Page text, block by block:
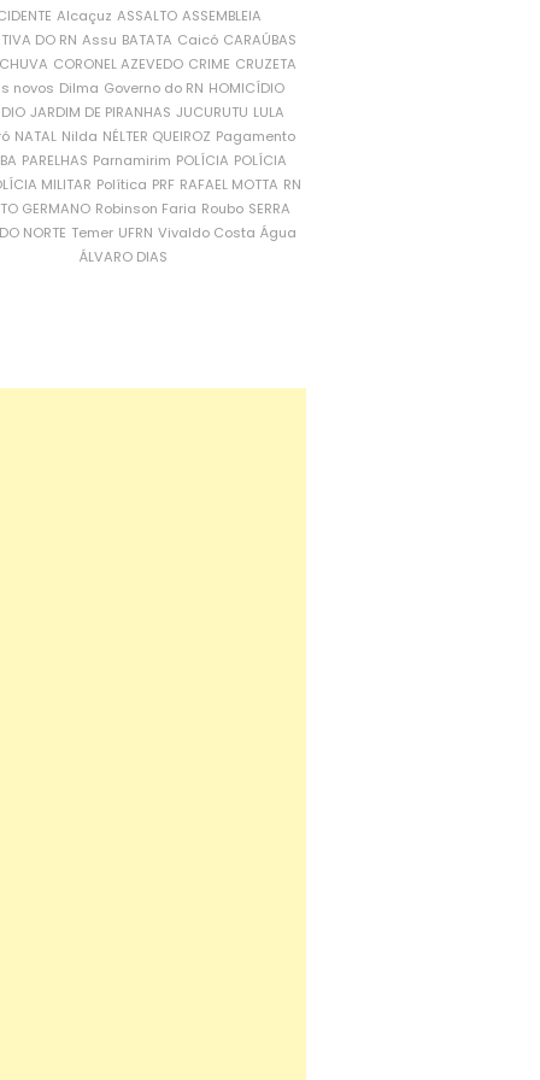
Alcaçuz ASSALTO ASSEMBLEIA
DO RN Assu BATATA Caicó CARAÚBAS
CORONEL AZEVEDO CRIME CRUZETA
novos Dilma Governo do RN HOMICÍDIO
JARDIM DE PIRANHAS JUCURUTU LULA
NATAL Nilda NÉLTER QUEIROZ Pagamento
PARELHAS Parnamirim POLÍCIA POLÍCIA
MILITAR Política PRF RAFAEL MOTTA RN
GERMANO Robinson Faria Roubo SERRA
NORTE Temer UFRN Vivaldo Costa Água
ÁLVARO DIAS